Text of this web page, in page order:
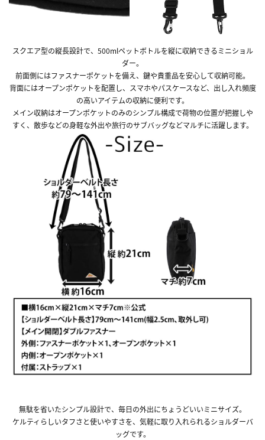
スクエア型の縦長設計で、500mlペットボトルを縦に収納できるミニショル
ダー。
前面側にはファスナーポケットを備え、鍵や貴重品を安心して収納可能。
背面にはオープンポケットを配置し、スマホやパスケースなど、出し入れ頻度
の高いアイテムの収納に便利です。
メイン収納はオープンポケットのみのシンプル構成で荷物の位置が把握しや
すく、散歩などの身軽な外出や旅行のサブバッグなどマルチに活躍します。
無駄を省いたシンプル設計で、毎日の外出にちょうどいいミニサイズ。
ケルティらしいタフさと使いやすさを、気軽に取り入れられるショルダーバ
ッグです。